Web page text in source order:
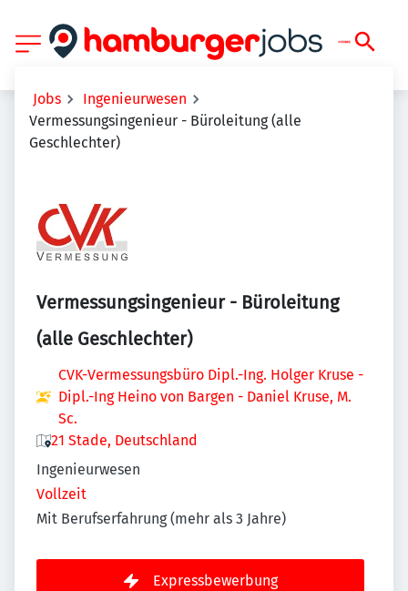
Jobs
Ingenieurwesen
Vermessungsingenieur - Büroleitung (alle
Geschlechter)
Vermessungsingenieur - Büroleitung
(alle Geschlechter)
CVK-Vermessungsbüro Dipl.-Ing. Holger Kruse -
Dipl.-Ing Heino von Bargen - Daniel Kruse, M.
Sc.
21 Stade, Deutschland
Ingenieurwesen
Vollzeit
Mit Berufserfahrung (mehr als 3 Jahre)
Expressbewerbung